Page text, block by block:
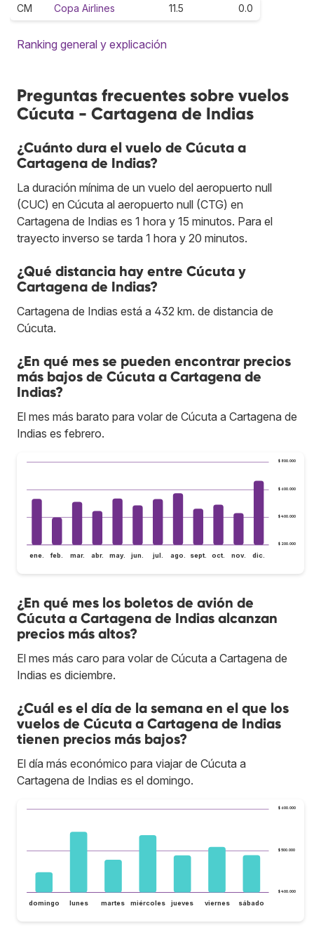
CM Copa Airlines 11.5 0.0
Ranking general y explicación
Preguntas frecuentes sobre vuelos
Cúcuta - Cartagena de Indias
¿Cuánto dura el vuelo de Cúcuta a
Cartagena de Indias?
La duración mínima de un vuelo del aeropuerto null
(CUC) en Cúcuta al aeropuerto null (CTG) en
Cartagena de Indias es 1 hora y 15 minutos. Para el
trayecto inverso se tarda 1 hora y 20 minutos.
¿Qué distancia hay entre Cúcuta y
Cartagena de Indias?
Cartagena de Indias está a 432 km. de distancia de
Cúcuta.
¿En qué mes se pueden encontrar precios
más bajos de Cúcuta a Cartagena de
Indias?
El mes más barato para volar de Cúcuta a Cartagena de
Indias es febrero.
$ 200.000
$ 400.000
$ 600.000
$ 800.000
ene. feb. mar. abr. may. jun. jul. ago. sept. oct. nov. dic.
¿En qué mes los boletos de avión de
Cúcuta a Cartagena de Indias alcanzan
precios más altos?
El mes más caro para volar de Cúcuta a Cartagena de
Indias es diciembre.
¿Cuál es el día de la semana en el que los
vuelos de Cúcuta a Cartagena de Indias
tienen precios más bajos?
El día más económico para viajar de Cúcuta a
Cartagena de Indias es el domingo.
$ 400.000
$ 500.000
$ 600.000
domingo lunes martes miércoles jueves viernes sábado